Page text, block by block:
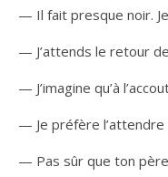
— Il fait presque noir.
— J’attends le retour
— J’imagine qu’à
— Je préfère
— Pas sûr que ton